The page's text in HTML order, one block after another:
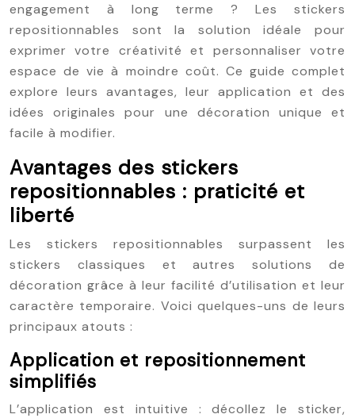
engagement à long terme ? Les stickers
repositionnables sont la solution idéale pour
exprimer votre créativité et personnaliser votre
espace de vie à moindre coût. Ce guide complet
explore leurs avantages, leur application et des
idées originales pour une décoration unique et
facile à modifier.
Avantages des stickers
repositionnables : praticité et
liberté
Les stickers repositionnables surpassent les
stickers classiques et autres solutions de
décoration grâce à leur facilité d’utilisation et leur
caractère temporaire. Voici quelques-uns de leurs
principaux atouts :
Application et repositionnement
simplifiés
L’application est intuitive : décollez le sticker,